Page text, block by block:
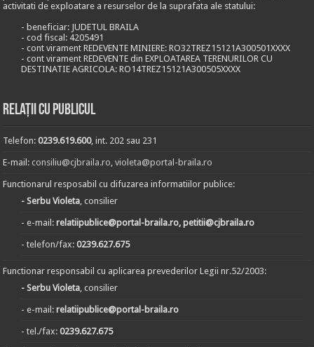
activitati de exploatare a resurselor de la suprafata ale statului:
- beneficiar: JUDETUL BRAILA
- cod fiscal: 4205491
- cont virament REDEVENTE MINIERE: RO32TREZ15121A300501XXXX
- cont virament REDEVENTE din EXPLOATAREA TERENURILOR CU
DESTINATIE AGRICOLA: RO14TREZ15121A300505XXXX
Relații cu publicul
Telefon:0239.619.600, int. 202 sau 231
E-mail:consiliu@cjbraila.ro,violeta@portal-braila.ro
Functionarul resposabil cu difuzarea informatiilor publice:
- Serbu Violeta, consilier
- e-mail:relatiipublice@portal-braila.ro, petitii@cjbraila.ro
- telefon/fax:0239.627.675
Functionar responsabil cu aplicarea prevederilor Legii nr.52/2003:
- Serbu Violeta, consilier
- e-mail:relatiipublice@portal-braila.ro
- tel./fax:0239.627.675